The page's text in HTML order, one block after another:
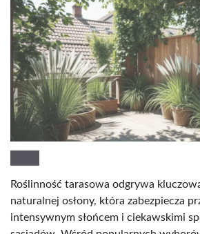
Roślinność tarasowa odgrywa
naturalnej osłony, która zabezpiecza
intensywnym słońcem i ciekawskimi